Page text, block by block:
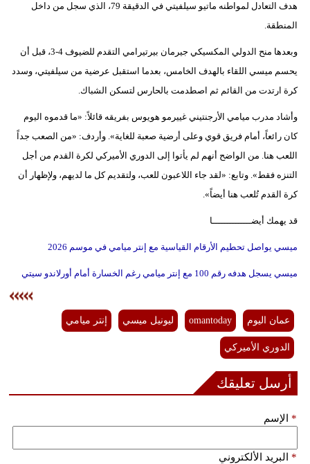
هدف التعادل لمواطنه ماتيو سيلفيتي في الدقيقة 79، الذي سجل من داخل
المنطقة.
وبعدها منح الدولي المكسيكي جيرمان بيرتيرامي التقدم للضيوف 4-3، قبل أن
يحسم ميسي اللقاء بالهدف الخامس، بعدما استقبل عرضية من سيلفيتي، وسدد
كرة ارتدت من القائم ثم اصطدمت بالحارس لتسكن الشباك.
وأشاد مدرب ميامي الأرجنتيني غييرمو هويوس بفريقه قائلاً: «ما قدموه اليوم
كان رائعاً، أمام فريق قوي وعلى أرضية صعبة للغاية». وأردف: «من الصعب جداً
اللعب هنا. من الواضح أنهم لم يأتوا إلى الدوري الأميركي لكرة القدم من أجل
التنزه فقط». وتابع: «لقد جاء اللاعبون للعب، ولتقديم كل ما لديهم، ولإظهار أن
كرة القدم تُلعب هنا أيضاً».
قد يهمك أيضــــــــــــــا
ميسي يواصل تحطيم الأرقام القياسية مع إنتر ميامي في موسم 2026
ميسي يسجل هدفه رقم 100 مع إنتر ميامي رغم الخسارة أمام أورلاندو سيتي
عمان اليوم omantoday ليونيل ميسي إنتر ميامي
الدوري الأميركي
أرسل تعليقك
الإسم *
البريد الألكتروني *